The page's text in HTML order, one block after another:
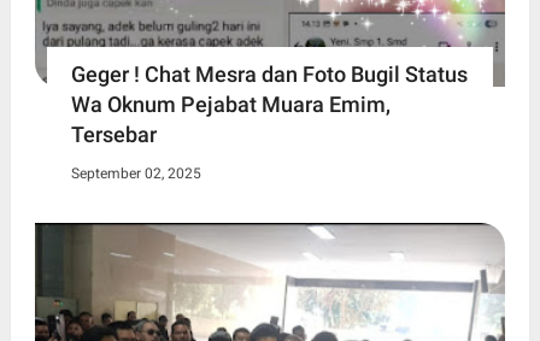
Geger ! Chat Mesra dan Foto Bugil Status
Wa Oknum Pejabat Muara Emim,
Tersebar
September 02, 2025